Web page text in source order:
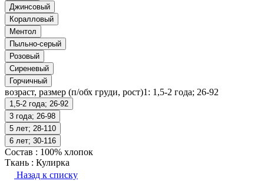
Джинсовый
Коралловый
Ментол
Пыльно-серый
Розовый
Сиреневый
Горчичный
возраст, размер (п/обх груди, рост)1: 1,5-2 года; 26-92
1,5-2 года; 26-92
3 года; 26-98
5 лет; 28-110
6 лет; 30-116
Состав : 100% хлопок
Ткань : Кулирка
Назад к списку